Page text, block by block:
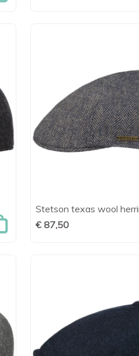
 Snel
Stetson texas wool
€ 87,50